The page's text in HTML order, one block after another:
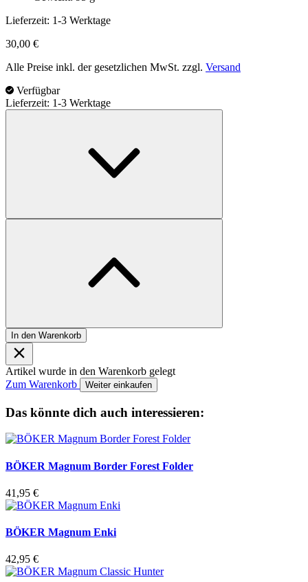
Lieferzeit: 1-3 Werktage
30,00 €
Alle Preise inkl. der gesetzlichen MwSt. zzgl. Versand
Verfügbar
Lieferzeit: 1-3 Werktage
BÖKER
In den Warenkorb
Artikel wurde in den Warenkorb gelegt
Zum Warenkorb
Weiter einkaufen
Das könnte dich auch interessieren:
BÖKER Magnum Border Forest Folder
41,95 €
BÖKER Magnum Enki
42,95 €